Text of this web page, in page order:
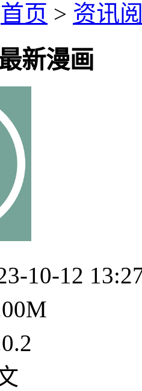
首页 > 资讯
新漫画
10-12